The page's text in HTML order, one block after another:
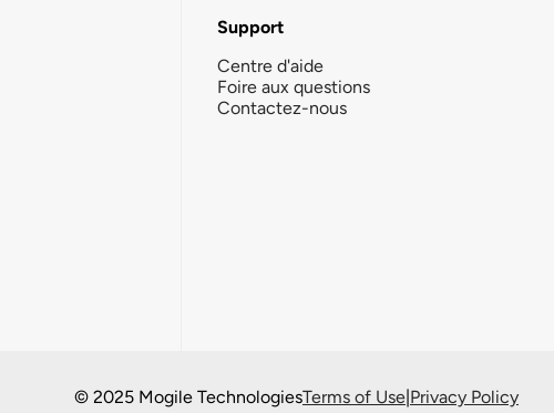
Support
Centre d'aide
Foire aux questions
Contactez-nous
© 2025 Mogile TechnologiesTerms of Use|Privacy Policy